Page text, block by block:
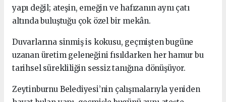
yapı değil; ateşin, emeğin ve hafızanın aynı çatı
altında buluştuğu çok özel bir mekân.
Duvarlarına sinmiş is kokusu, geçmişten bugüne
uzanan üretim geleneğini fısıldarken her hamur bu
tarihsel sürekliliğin sessiz tanığına dönüşüyor.
Zeytinburnu Belediyesi’nin çalışmalarıyla yeniden